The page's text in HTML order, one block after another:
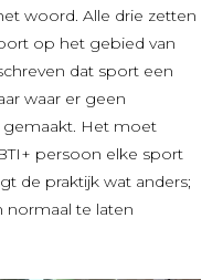
woord. Alle drie zetten
op het gebied van
dat sport een
waar er geen
Het moet
persoon elke sport
de praktijk wat anders;
normaal te laten